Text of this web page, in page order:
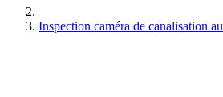
Inspection caméra de canalisation